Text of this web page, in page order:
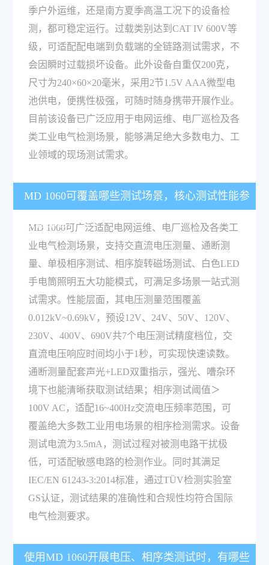
季户外运维，还是南方夏季高温工况下的设备检
测，都可稳定运行。过载类别达到CAT IV 600V等
级，可适配配电端到负载端的全链路测试需求，不
会因瞬时过载损坏设备。此外设备自重仅200克，
尺寸为240×60×20毫米，采用2节1.5V AAA微型电
池供电，便携性极强，可随时随身携带开展作业。
目前该设备已广泛应用于电网运维、电厂巡检及各
类工业电气检测场景，能够满足绝大多数电力、工
业领域的现场测试需求。
MD 1060可覆盖哪些测试场景，核心测试性能参
数有哪些？
MD 1060可广泛适配电网运维、电厂巡检及各类工
业电气检测场景，支持交直流电压测量、通断测
量、单极相序测试、相序旋转磁场测试、白色LED
手电筒照明五大功能模式，可满足多场景一站式测
试需求。性能层面，其电压测量范围覆盖
0.012kV~0.69kV，预设12V、24V、50V、120V、
230V、400V、690V共7个电压测试精度档位，交
直流电压响应时间均小于1秒，可实现快速读数。
通断测量配套声光+LED双重指示，强光、嘈杂环
境下也能清晰获取测试结果；相序测试阈值＞
100V AC，适配16~400Hz交流电压频率范围，可
覆盖绝大多数工业用电场景的相序检测需求。设备
测试电流为3.5mA，测试过程对被测电路干扰极
低，可适配敏感电路的检测作业。同时其满足
IEC/EN 61243-3:2014标准，通过TÜV检测实验室
GS认证，测试结果的准确性和合规性均符合国际
电气检测要求。
使用MD 1060开展电压、相序类测试时，有哪些